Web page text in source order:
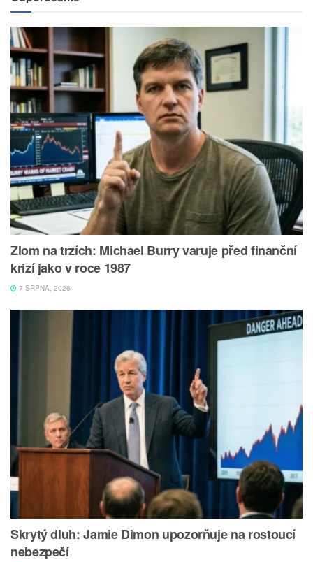
Zlom na trzích: Michael Burry varuje před finanční
krizí jako v roce 1987
7 SRPNA, 2026
Skrytý dluh: Jamie Dimon upozorňuje na rostoucí
nebezpečí